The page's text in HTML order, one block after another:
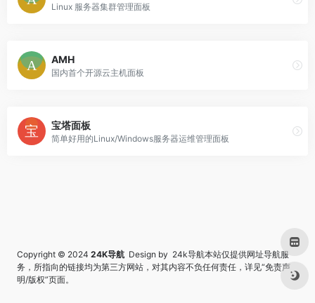
Linux 服务器集群管理面板
AMH
国内首个开源云主机面板
宝塔面板
简单好用的Linux/Windows服务器运维管理面板
Copyright © 2024 24K导航 Design by 24k导航本站仅提供网址导航服
务，所指向的链接均为第三方网站，对其内容不负任何责任，详见“免责声
明/版权”页面。